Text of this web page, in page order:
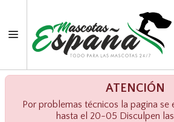
ATENCIÓN
Por problemas técnicos la pagina se
hasta el 20-05 Disculpen